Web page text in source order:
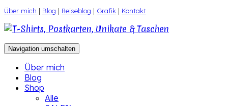
Zum
Inhalt
springen
Über mich | Blog | Reiseblog | Grafik | Kontakt
Navigation umschalten
Über mich
Blog
Shop
Alle